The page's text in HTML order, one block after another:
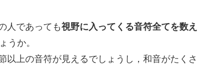
人であっても視野に入ってくる音符全てを数え
うか。
上の音符が見えるでしょうし，和音がたくさ